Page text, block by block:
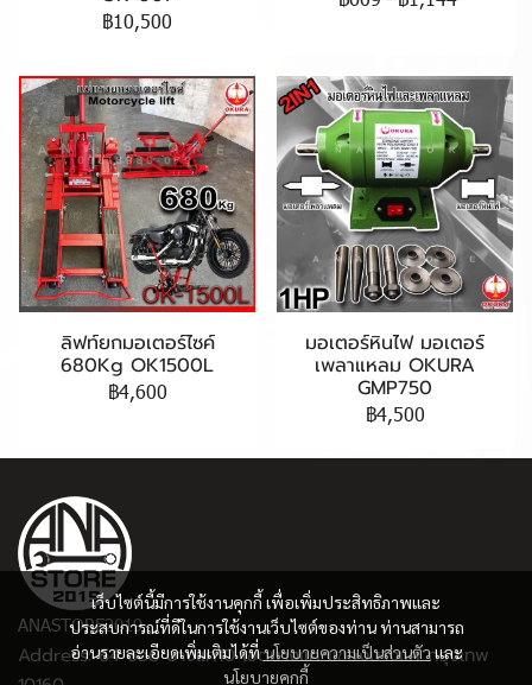
฿10,500
ลิฟท์ยกมอเตอร์ไซค์
680Kg OK1500L
฿4,600
มอเตอร์หินไฟ มอเตอร์
เพลาแหลม OKURA
GMP750
฿4,500
เว็บไซต์นี้มีการใช้งานคุกกี้ เพื่อเพิ่มประสิทธิภาพและ
ประสบการณ์ที่ดีในการใช้งานเว็บไซต์ของท่าน ท่านสามารถ
อ่านรายละเอียดเพิ่มเติมได้ที่นโยบายความเป็นส่วนตัวและ
นโยบายคุกกี้
ANASTORE2019
Address: 64 ซอย บางแค10 เขตบางแค แขวงบางแค กรุงเทพ